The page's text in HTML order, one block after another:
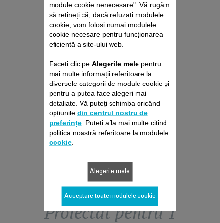
REZERVOR DE APĂ
SS-1810002505
COAFAT
Difuzează abur reparator
pentru părul dvs.
Stoc disponibil.
72,80 RON
Adaugă în coş
Proiectat pentru 1
module cookie nenecesare". Vă rugăm
să rețineți că, dacă refuzați modulele
cookie, vom folosi numai modulele
cookie necesare pentru funcționarea
eficientă a site-ului web.
Faceți clic pe Alegerile melepentru
mai multe informații referitoare la
diversele categorii de module cookie și
pentru a putea face alegeri mai
detaliate. Vă puteți schimba oricând
opțiunile din centrul nostru de
preferințe. Puteți afla mai multe citind
politica noastră referitoare la modulele
cookie.
Alegerile mele
Acceptare toate modulele cookie